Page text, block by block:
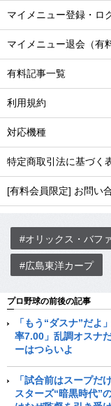
マイメニュー登録・ロ
マイメニュー退会（有
有料記事一覧
利用規約
対応機種
特定商取引法に基づく
[有料会員限定] お問い
#オリックス・バフ
#広島東洋カープ
プロ野球の前後の記事
「もう“ダスナ”だよ
率7.00」乱調オスナ
ーはつらいよ
「試合前はスープ
スターズ“暗黒時代”